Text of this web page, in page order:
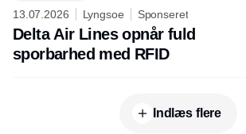
13.07.2026 Lyngsoe Sponseret
Delta Air Lines opnår fuld
sporbarhed med RFID
Indlæs flere